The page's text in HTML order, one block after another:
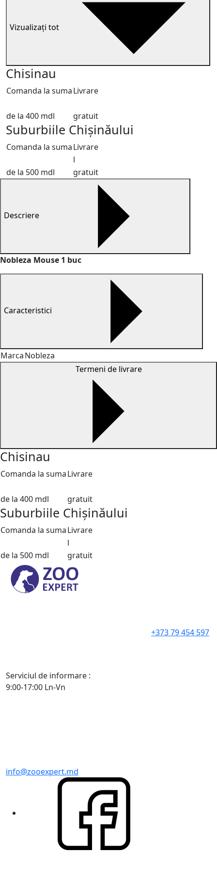
Vizualizați tot
Chisinau
Comanda la sumaLivrare
de la 400 mdl gratuit
Suburbiile Chișinăului
Comanda la sumaLivrare
l
de la 500 mdl
gratuit
Descriere
Nobleza Mouse 1 buc
Caracteristici
MarcaNobleza
Termeni de livrare
Chisinau
Comanda la sumaLivrare
de la 400 mdl gratuit
Suburbiile Chișinăului
Comanda la sumaLivrare
l
de la 500 mdl
gratuit
+373 79 454 597
Serviciul de informare :
9:00-17:00 Ln-Vn
info@zooexpert.md